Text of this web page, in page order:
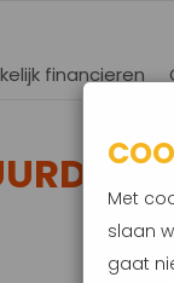
financieren
Met
slaan
gaat